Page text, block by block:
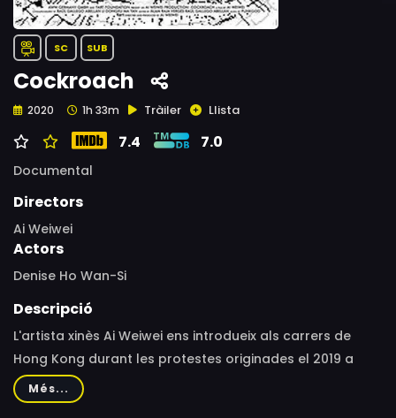
SC SUB
Cockroach
2020 1h 33m Tràiler Llista
7.4 7.0
Documental
Directors
Ai Weiwei
Actors
Denise Ho Wan-Si
Descripció
L'artista xinès Ai Weiwei ens introdueix als carrers de
Hong Kong durant les protestes originades el 2019 a
causa de les restriccions de llibertats i del projecte de
llei que liquidava la independència judicial i l'autonomia
Més...